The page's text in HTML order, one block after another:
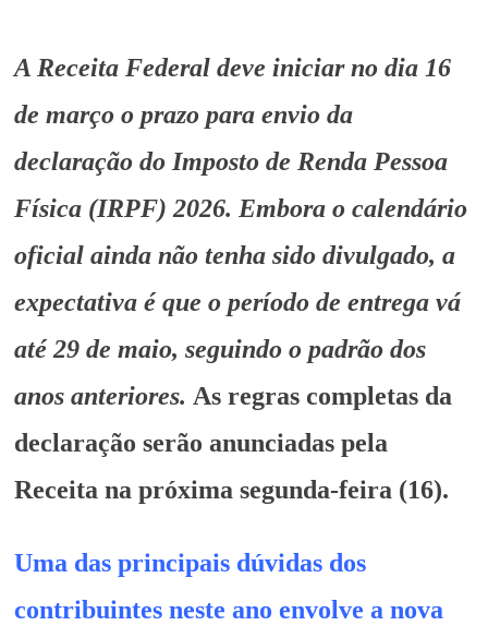
A Receita Federal deve iniciar no dia 16
de março o prazo para envio da
declaração do Imposto de Renda Pessoa
Física (IRPF) 2026. Embora o calendário
oficial ainda não tenha sido divulgado, a
expectativa é que o período de entrega vá
até 29 de maio, seguindo o padrão dos
anos anteriores. As regras completas da
declaração serão anunciadas pela
Receita na próxima segunda-feira (16).
Uma das principais dúvidas dos
contribuintes neste ano envolve a nova